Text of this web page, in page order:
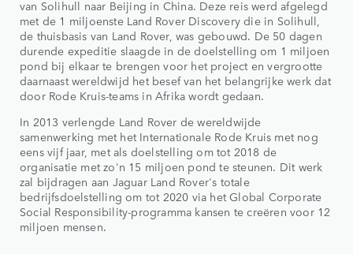
van Solihull naar Beijing in China. Deze reis werd afgelegd
met de 1 miljoenste Land Rover Discovery die in Solihull,
de thuisbasis van Land Rover, was gebouwd. De 50 dagen
durende expeditie slaagde in de doelstelling om 1 miljoen
pond bij elkaar te brengen voor het project en vergrootte
daarnaast wereldwijd het besef van het belangrijke werk dat
door Rode Kruis-teams in Afrika wordt gedaan.
In 2013 verlengde Land Rover de wereldwijde
samenwerking met het Internationale Rode Kruis met nog
eens vijf jaar, met als doelstelling om tot 2018 de
organisatie met zo'n 15 miljoen pond te steunen. Dit werk
zal bijdragen aan Jaguar Land Rover's totale
bedrijfsdoelstelling om tot 2020 via het Global Corporate
Social Responsibility-programma kansen te creëren voor 12
miljoen mensen.